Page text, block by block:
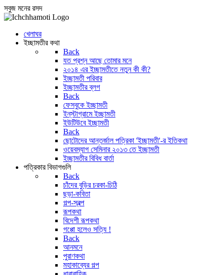
সবুজ মনের রসদ
খেলাঘর
ইচ্ছামতীর কথা
Back
যত প্রশ্ন আছে তোমার মনে
২০১৪ এর ইচ্ছামতীতে নতুন কী কী?
ইচ্ছামতী পরিবার
ইচ্ছামতীর ব্লগ
Back
ফেসবুকে ইচ্ছামতী
ইন্‌স্টাগ্রামে ইচ্ছামতী
ইউটিউবে ইচ্ছামতী
Back
ছোটোদের আন্তর্জাল পত্রিকা 'ইচ্ছামতী'-র ইতিকথা
ওয়েবম্যাগ সেমিনার ২০১৩ তে ইচ্ছামতী
ইচ্ছামতীর বিবিধ বার্তা
পত্রিকার বিভাগগুলি
Back
চাঁদের বুড়ির চরকা-চিঠি
ছড়া-কবিতা
গল্প-স্বল্প
রূপকথা
বিদেশী রূপকথা
গপ্পো হলেও সত্যি !
Back
আনমনে
পুরাণকথা
মহাকাব্যের গল্প